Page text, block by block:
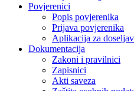
Povjerenici
Popis povjerenika
Prijava povjerenika
Aplikacija za
Dokumentacija
Zakoni i pravilnici
Zapisnici
Akti saveza